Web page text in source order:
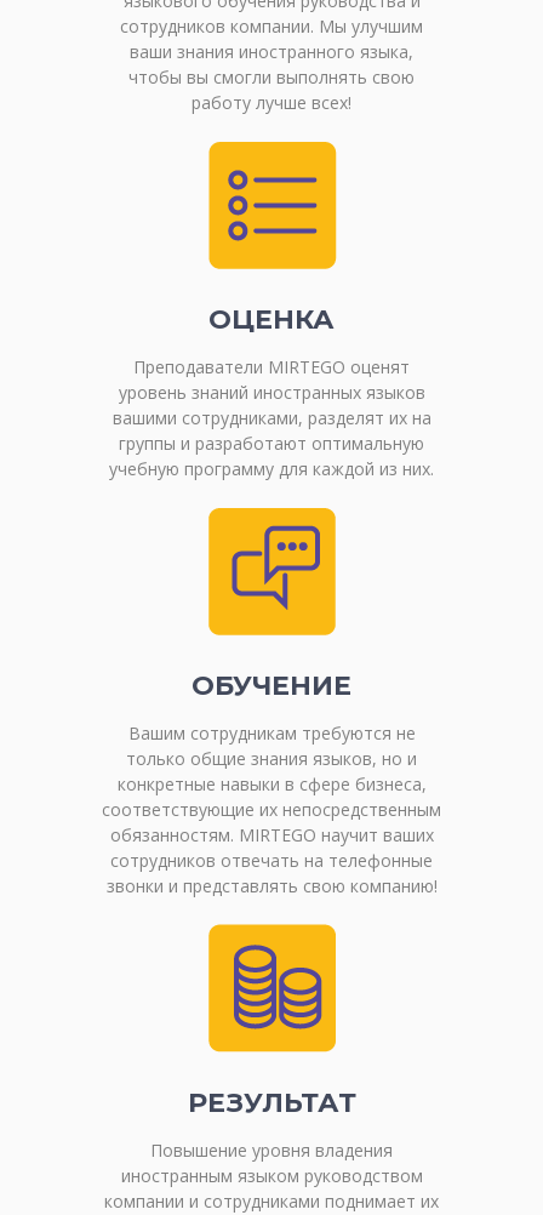
сотрудников компании. Мы улучшим
ваши знания иностранного языка,
чтобы вы смогли выполнять свою
работу лучше всех!
ОЦЕНКА
Преподаватели MIRTEGO оценят
уровень знаний иностранных языков
вашими сотрудниками, разделят их на
группы и разработают оптимальную
учебную программу для каждой из них.
ОБУЧЕНИЕ
Вашим сотрудникам требуются не
только общие знания языков, но и
конкретные навыки в сфере бизнеса,
соответствующие их непосредственным
обязанностям. MIRTEGO научит ваших
сотрудников отвечать на телефонные
звонки и представлять свою компанию!
РЕЗУЛЬТАТ
Повышение уровня владения
иностранным языком руководством
компании и сотрудниками поднимает их